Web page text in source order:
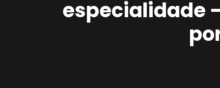
especialidade